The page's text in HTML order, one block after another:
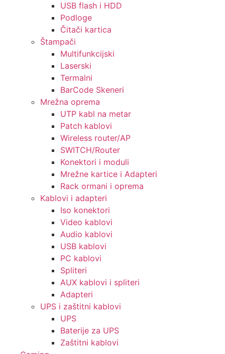
USB flash i HDD
Podloge
Čitači kartica
Štampači
Multifunkcijski
Laserski
Termalni
BarCode Skeneri
Mrežna oprema
UTP kabl na metar
Patch kablovi
Wireless router/AP
SWITCH/Router
Konektori i moduli
Mrežne kartice i Adapteri
Rack ormani i oprema
Kablovi i adapteri
Iso konektori
Video kablovi
Audio kablovi
USB kablovi
PC kablovi
Spliteri
AUX kablovi i spliteri
Adapteri
UPS i zaštitni kablovi
UPS
Baterije za UPS
Zaštitni kablovi